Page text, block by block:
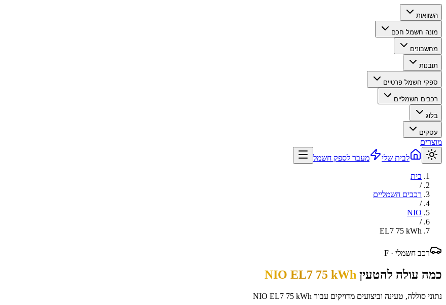
השוואות
מונה חשמל חכם
מחשבונים
תובנות
ספקי חשמל פרטיים
רכבים חשמליים
בלוג
עסקים
מוצרים
לבית שלי
מעבר לספק חשמל
בית
/
רכבים חשמליים
/
NIO
/
EL7 75 kWh
רכב חשמלי · F
כמה עולה להטעין NIO EL7 75 kWh
נתוני סוללה, טעינה וביצועים מדויקים עבור NIO EL7 75 kWh